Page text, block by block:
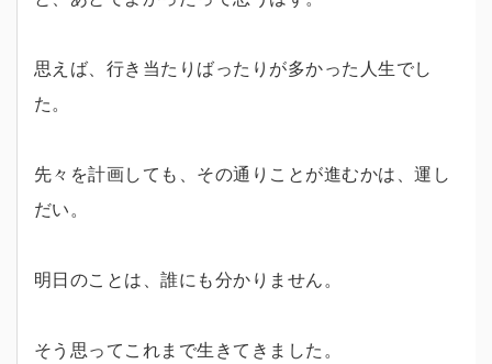
思えば、行き当たりばったりが多かった人生でし
た。
先々を計画しても、その通りことが進むかは、運し
だい。
明日のことは、誰にも分かりません。
そう思ってこれまで生きてきました。